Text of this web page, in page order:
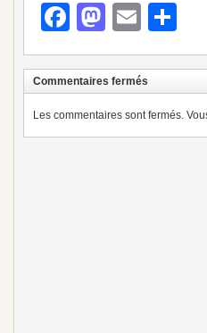
Facebook
Email
Commentaires fermés
Les commentaires sont fermés.